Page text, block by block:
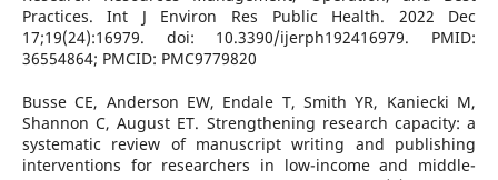
Practices. Int J Environ Res Public Health. 2022 Dec
17;19(24):16979. doi: 10.3390/ijerph192416979. PMID:
36554864; PMCID: PMC9779820
Busse CE, Anderson EW, Endale T, Smith YR, Kaniecki M,
Shannon C, August ET. Strengthening research capacity: a
systematic review of manuscript writing and publishing
interventions for researchers in low-income and middle-